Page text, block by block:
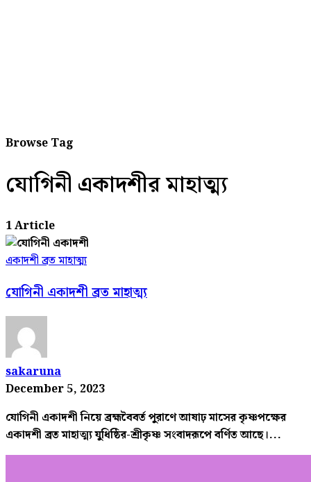
Browse Tag
যোগিনী একাদশীর মাহাত্ম্য
1 Article
একাদশী ব্রত মাহাত্ম্য
যোগিনী একাদশী ব্রত মাহাত্ম্য
sakaruna
December 5, 2023
যোগিনী একাদশী নিয়ে ব্রহ্মবৈবর্ত পুরাণে আষাঢ় মাসের কৃষ্ণপক্ষের
একাদশী ব্রত মাহাত্ম্য যুধিষ্ঠির-শ্রীকৃষ্ণ সংবাদরূপে বর্ণিত আছে।...